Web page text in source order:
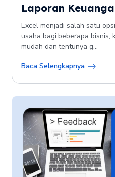
Laporan
Excel menjadi salah satu
usaha bagi beberapa bisnis,
mudah dan tentunya g...
Baca Selengkapnya